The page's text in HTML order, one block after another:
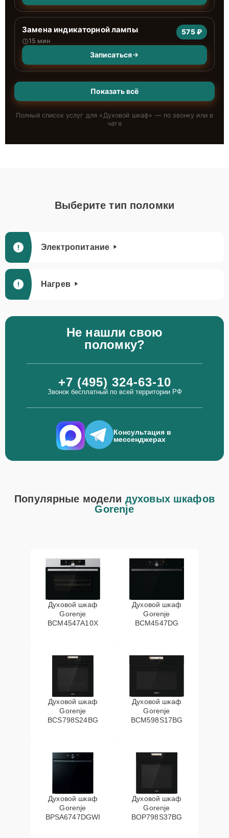
Замена индикаторной лампы
15 мин
575 ₽
Записаться
Показать всё
Полный список услуг для «Духовой шкаф» — по звонку или в
чате
Выберите тип поломки
Электропитание
Нагрев
Не нашли свою
поломку?
+7 (495) 324-63-10
Звонок бесплатный по всей территории РФ
Консультация в
мессенджерах
Популярные модели духовых шкафов
Gorenje
Духовой шкаф
Gorenje
BCM4547A10X
Духовой шкаф
Gorenje
BCM4547DG
Духовой шкаф
Gorenje
BCS798S24BG
Духовой шкаф
Gorenje
BCM598S17BG
Духовой шкаф
Gorenje
BPSA6747DGWI
Духовой шкаф
Gorenje
BOP798S37BG